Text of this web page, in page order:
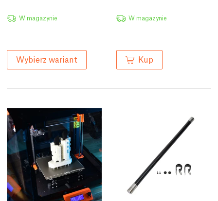
W magazynie
Wybierz wariant
W magazynie
Kup